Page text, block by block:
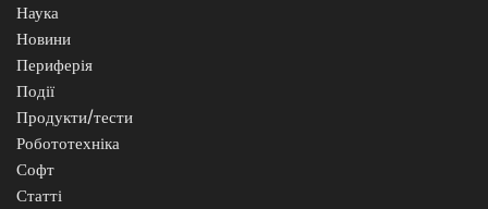
Наука
Новини
Периферія
Події
Продукти/тести
Робототехніка
Софт
Статті